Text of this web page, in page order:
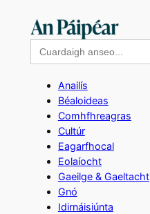
contentSearch
for:
Anailís
Béaloideas
Comhfhreagras
Cultúr
Eagarfhocal
Eolaíocht
Gaeilge & Gaeltacht
Gnó
Idirnáisiúnta